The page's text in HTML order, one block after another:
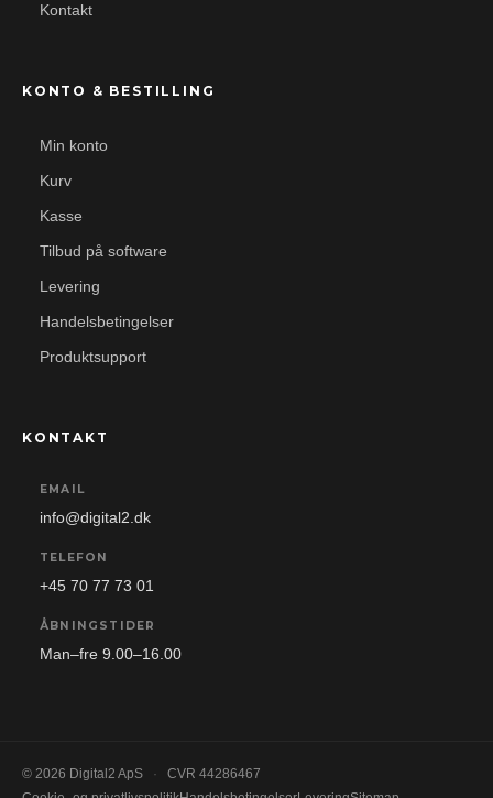
Kontakt
KONTO & BESTILLING
Min konto
Kurv
Kasse
Tilbud på software
Levering
Handelsbetingelser
Produktsupport
KONTAKT
EMAIL
info@digital2.dk
TELEFON
+45 70 77 73 01
ÅBNINGSTIDER
Man–fre 9.00–16.00
© 2026 Digital2 ApS ·
CVR 44286467